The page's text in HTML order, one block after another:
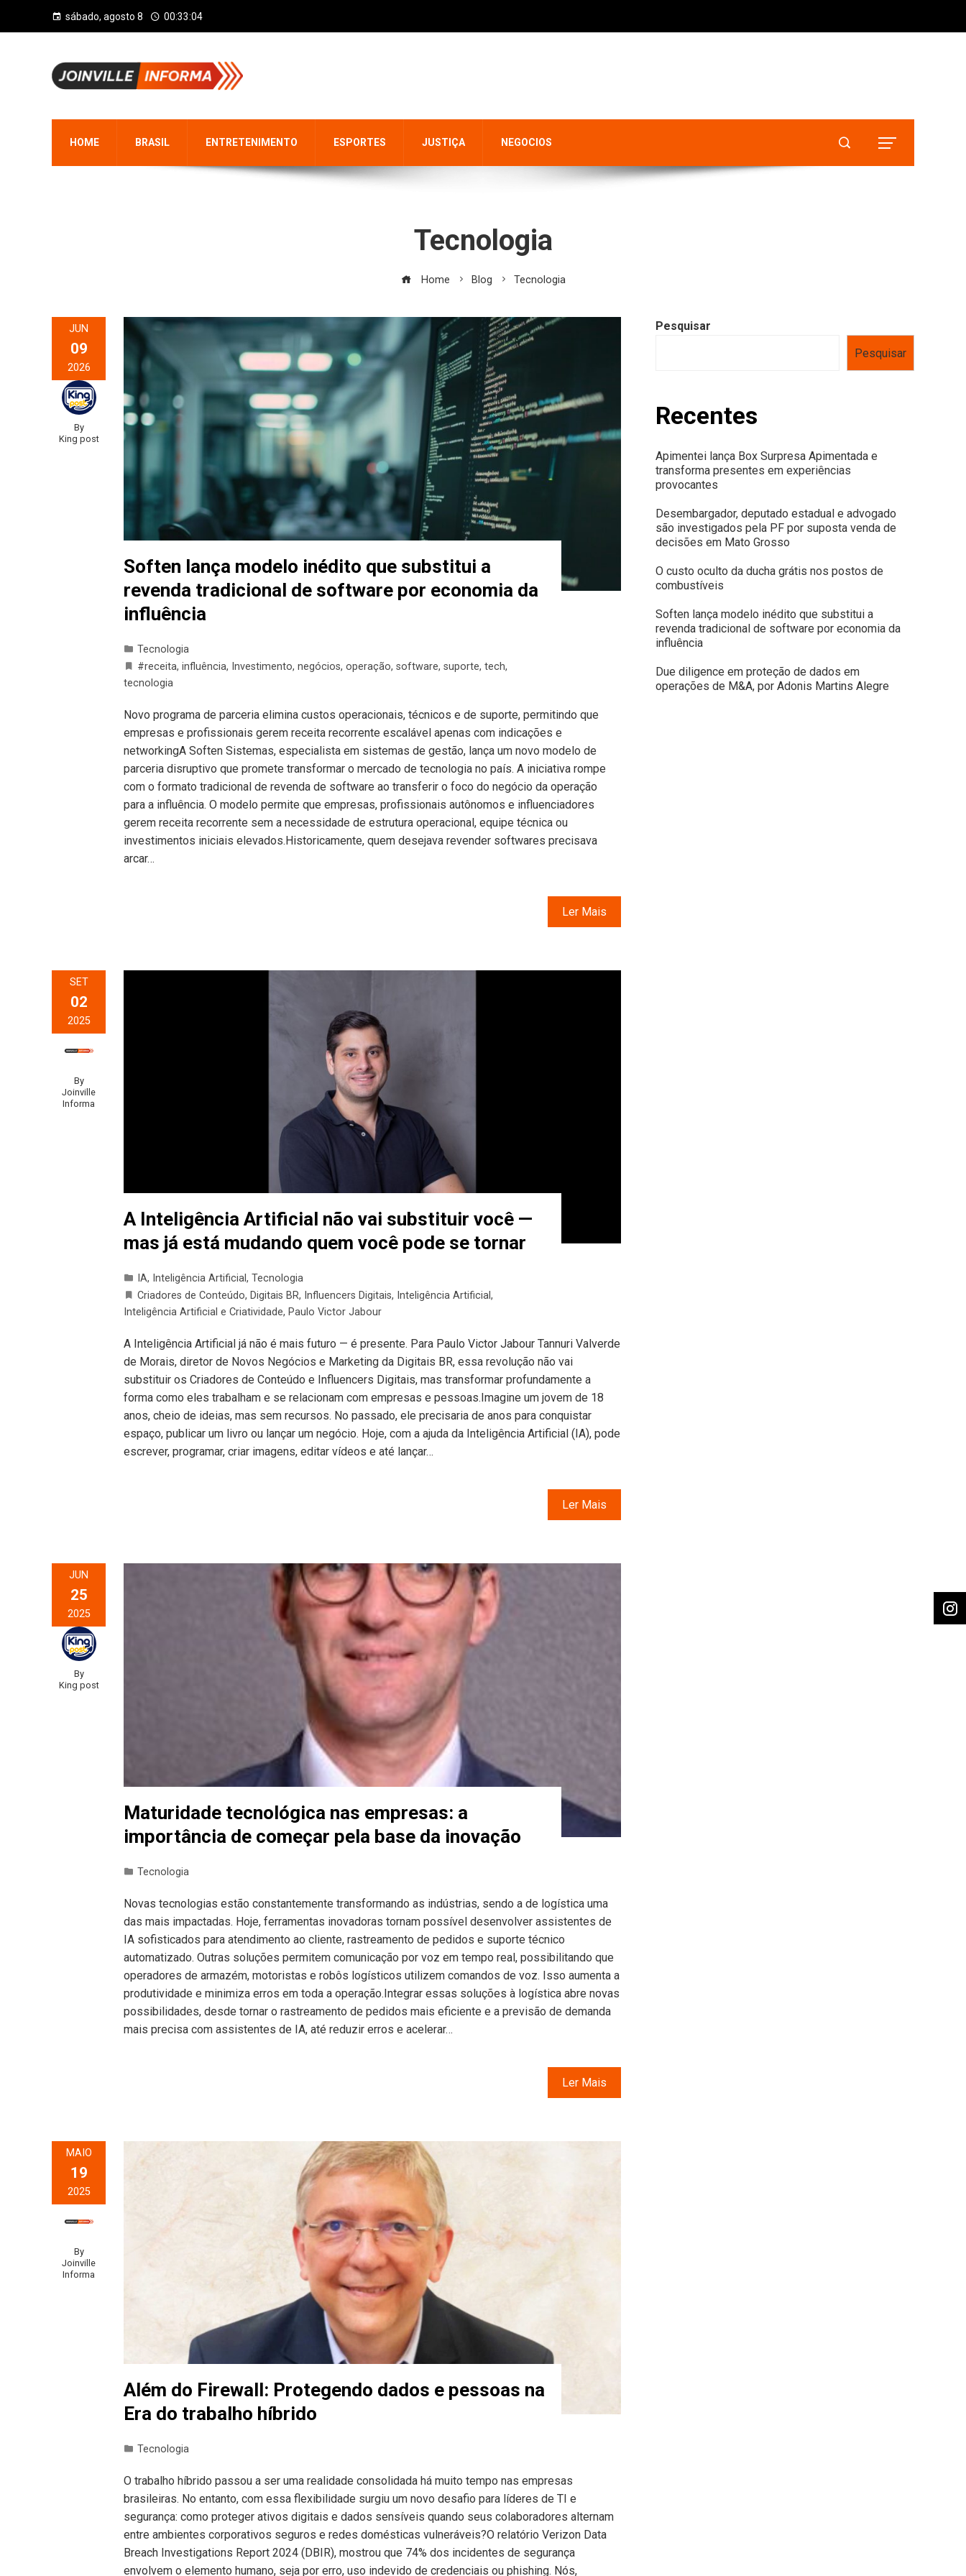
sábado, agosto 8 00:33:05
HOME BRASIL ENTRETENIMENTO ESPORTES JUSTIÇA NEGOCIOS
Tecnologia
Home Blog Tecnologia
JUN
09
2026
By
King post
Soften lança modelo inédito que substitui a
revenda tradicional de software por economia da
influência
Tecnologia
#receita, influência, Investimento, negócios, operação, software, suporte, tech,
tecnologia
Novo programa de parceria elimina custos operacionais, técnicos e de suporte, permitindo que
empresas e profissionais gerem receita recorrente escalável apenas com indicações e
networkingA Soften Sistemas, especialista em sistemas de gestão, lança um novo modelo de
parceria disruptivo que promete transformar o mercado de tecnologia no país. A iniciativa rompe
com o formato tradicional de revenda de software ao transferir o foco do negócio da operação
para a influência. O modelo permite que empresas, profissionais autônomos e influenciadores
gerem receita recorrente sem a necessidade de estrutura operacional, equipe técnica ou
investimentos iniciais elevados.Historicamente, quem desejava revender softwares precisava
arcar…
Ler Mais
SET
02
2025
By
Joinville
Informa
A Inteligência Artificial não vai substituir você —
mas já está mudando quem você pode se tornar
IA, Inteligência Artificial, Tecnologia
Criadores de Conteúdo, Digitais BR, Influencers Digitais, Inteligência Artificial,
Inteligência Artificial e Criatividade, Paulo Victor Jabour
A Inteligência Artificial já não é mais futuro — é presente. Para Paulo Victor Jabour Tannuri Valverde
de Morais, diretor de Novos Negócios e Marketing da Digitais BR, essa revolução não vai
substituir os Criadores de Conteúdo e Influencers Digitais, mas transformar profundamente a
forma como eles trabalham e se relacionam com empresas e pessoas.Imagine um jovem de 18
anos, cheio de ideias, mas sem recursos. No passado, ele precisaria de anos para conquistar
espaço, publicar um livro ou lançar um negócio. Hoje, com a ajuda da Inteligência Artificial (IA), pode
escrever, programar, criar imagens, editar vídeos e até lançar…
Ler Mais
JUN
25
2025
By
King post
Maturidade tecnológica nas empresas: a
importância de começar pela base da inovação
Tecnologia
Novas tecnologias estão constantemente transformando as indústrias, sendo a de logística uma
das mais impactadas. Hoje, ferramentas inovadoras tornam possível desenvolver assistentes de
IA sofisticados para atendimento ao cliente, rastreamento de pedidos e suporte técnico
automatizado. Outras soluções permitem comunicação por voz em tempo real, possibilitando que
operadores de armazém, motoristas e robôs logísticos utilizem comandos de voz. Isso aumenta a
produtividade e minimiza erros em toda a operação.Integrar essas soluções à logística abre novas
possibilidades, desde tornar o rastreamento de pedidos mais eficiente e a previsão de demanda
mais precisa com assistentes de IA, até reduzir erros e acelerar…
Ler Mais
MAIO
19
2025
By
Joinville
Informa
Além do Firewall: Protegendo dados e pessoas na
Era do trabalho híbrido
Tecnologia
O trabalho híbrido passou a ser uma realidade consolidada há muito tempo nas empresas
brasileiras. No entanto, com essa flexibilidade surgiu um novo desafio para líderes de TI e
segurança: como proteger ativos digitais e dados sensíveis quando seus colaboradores alternam
entre ambientes corporativos seguros e redes domésticas vulneráveis?O relatório Verizon Data
Breach Investigations Report 2024 (DBIR), mostrou que 74% dos incidentes de segurança
envolvem o elemento humano, seja por erro, uso indevido de credenciais ou phishing. Nós,
Pesquisar
Pesquisar
Recentes
Apimentei lança Box Surpresa Apimentada e
transforma presentes em experiências
provocantes
Desembargador, deputado estadual e advogado
são investigados pela PF por suposta venda de
decisões em Mato Grosso
O custo oculto da ducha grátis nos postos de
combustíveis
Soften lança modelo inédito que substitui a
revenda tradicional de software por economia da
influência
Due diligence em proteção de dados em
operações de M&A, por Adonis Martins Alegre